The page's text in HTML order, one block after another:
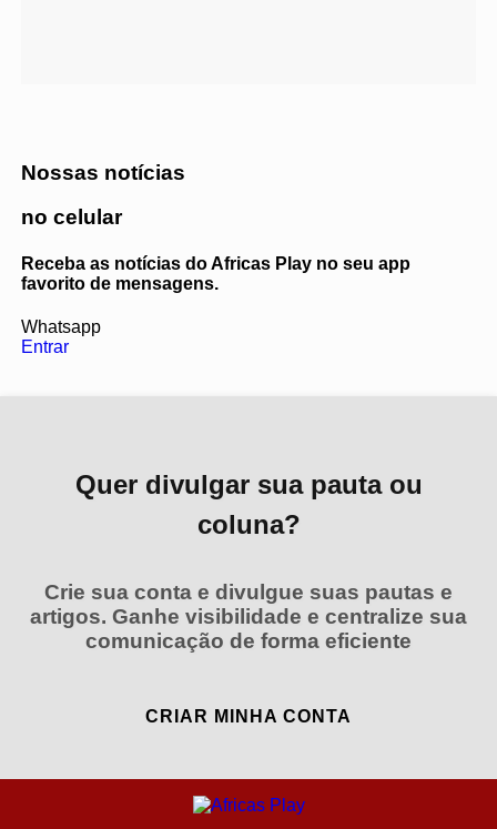
Nossas notícias
no celular
Receba as notícias do Africas Play no seu app
favorito de mensagens.
Whatsapp
Entrar
Quer divulgar sua pauta ou
coluna?
Crie sua conta e divulgue suas pautas e
artigos. Ganhe visibilidade e centralize sua
comunicação de forma eficiente
CRIAR MINHA CONTA